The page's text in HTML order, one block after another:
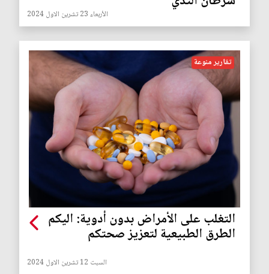
الأربعاء 23 تشرين الاول 2024
تقارير منوعة
التغلب على الأمراض بدون أدوية: اليكم
الطرق الطبيعية لتعزيز صحتكم
السبت 12 تشرين الاول 2024